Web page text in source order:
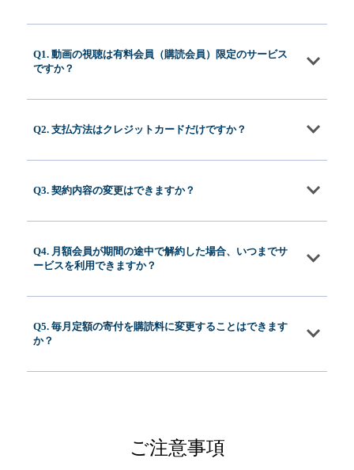
Q1. 動画の視聴は有料会員（購読会員）限定のサービス
ですか？
Q2. 支払方法はクレジットカードだけですか？
Q3. 契約内容の変更はできますか？
Q4. 月額会員が期間の途中で解約した場合、いつまでサ
ービスを利用できますか？
Q5. 毎月定額の寄付を購読料に変更することはできます
か？
ご注意事項